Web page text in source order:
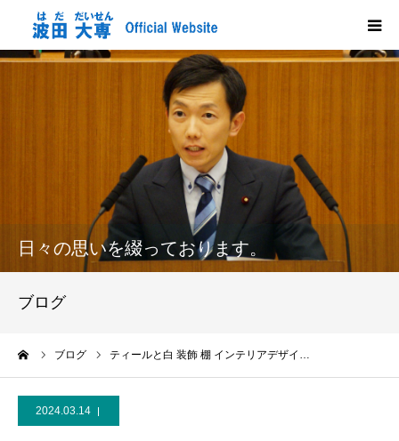
日々の思いを綴っております。
ブログ
ブログ ティールと白 装飾 棚 インテリアデザイ…
2024.03.14
活動報告
応援する
個人献金